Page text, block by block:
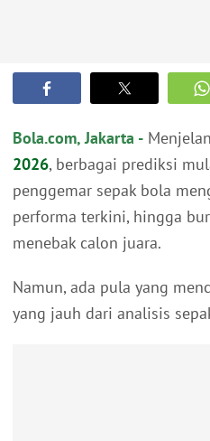
Bola.com, Jakarta -
2026, berbagai prediksi
penggemar sepak bola
performa terkini, hingga
menebak calon juara.
Namun, ada pula yang
yang jauh dari analisis